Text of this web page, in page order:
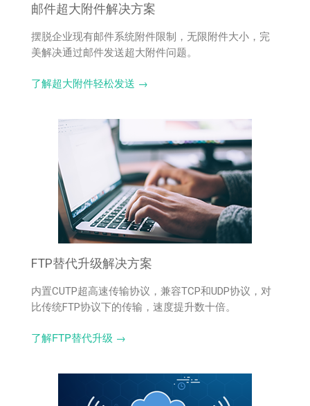
邮件超大附件解决方案
摆脱企业现有邮件系统附件限制，无限附件大小，完
美解决通过邮件发送超大附件问题。
了解超大附件轻松发送 →
FTP替代升级解决方案
内置CUTP超高速传输协议，兼容TCP和UDP协议，对
比传统FTP协议下的传输，速度提升数十倍。
了解FTP替代升级 →